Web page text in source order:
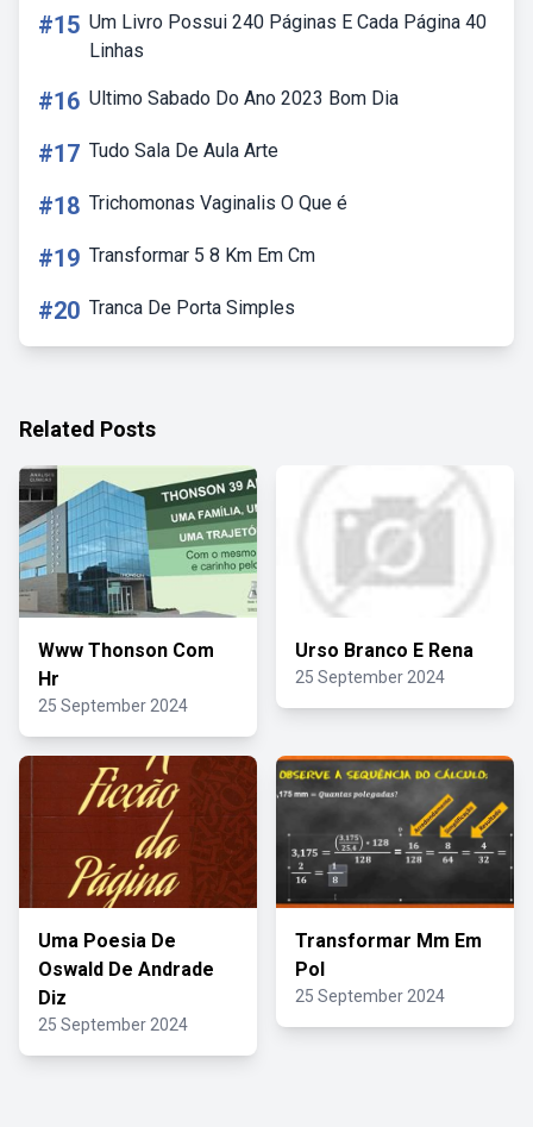
#15 Um Livro Possui 240 Páginas E Cada Página 40
Linhas
#16 Ultimo Sabado Do Ano 2023 Bom Dia
#17 Tudo Sala De Aula Arte
#18 Trichomonas Vaginalis O Que é
#19 Transformar 5 8 Km Em Cm
#20 Tranca De Porta Simples
Related Posts
Www Thonson Com
Hr
25 September 2024
Urso Branco E Rena
25 September 2024
Uma Poesia De
Oswald De Andrade
Diz
25 September 2024
Transformar Mm Em
Pol
25 September 2024